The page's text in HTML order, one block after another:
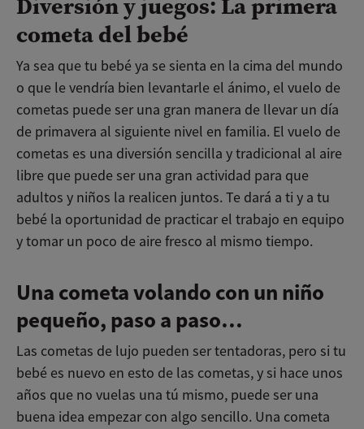
cometa del bebé
Ya sea que tu bebé ya se sienta en la cima del mundo
o que le vendría bien levantarle el ánimo, el vuelo de
cometas puede ser una gran manera de llevar un día
de primavera al siguiente nivel en familia. El vuelo de
cometas es una diversión sencilla y tradicional al aire
libre que puede ser una gran actividad para que
adultos y niños la realicen juntos. Te dará a ti y a tu
bebé la oportunidad de practicar el trabajo en equipo
y tomar un poco de aire fresco al mismo tiempo.
Una cometa volando con un niño
pequeño, paso a paso…
Las cometas de lujo pueden ser tentadoras, pero si tu
bebé es nuevo en esto de las cometas, y si hace unos
años que no vuelas una tú mismo, puede ser una
buena idea empezar con algo sencillo. Una cometa